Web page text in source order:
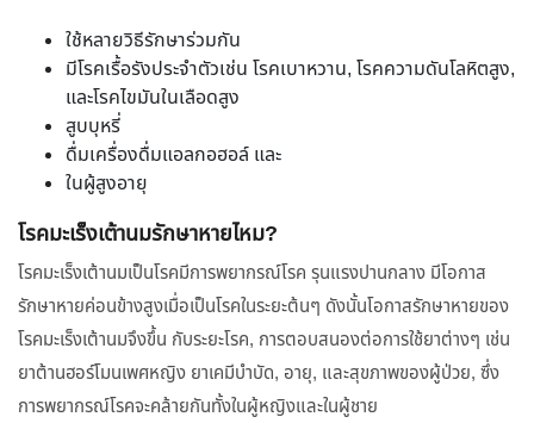
ใช้หลายวิธีรักษาร่วมกัน
มีโรคเรื้อรังประจำตัวเช่น โรคเบาหวาน, โรคความดันโลหิตสูง,
และโรคไขมันในเลือดสูง
สูบบุหรี่
ดื่มเครื่องดื่มแอลกอฮอล์ และ
ในผู้สูงอายุ
โรคมะเร็งเต้านมรักษาหายไหม?
โรคมะเร็งเต้านมเป็นโรคมีการพยากรณ์โรค รุนแรงปานกลาง มีโอกาส
รักษาหายค่อนข้างสูงเมื่อเป็นโรคในระยะต้นๆ ดังนั้นโอกาสรักษาหายของ
โรคมะเร็งเต้านมจึงขึ้น กับระยะโรค, การตอบสนองต่อการใช้ยาต่างๆ เช่น
ยาต้านฮอร์โมนเพศหญิง ยาเคมีบำบัด, อายุ, และสุขภาพของผู้ป่วย, ซึ่ง
การพยากรณ์โรคจะคล้ายกันทั้งในผู้หญิงและในผู้ชาย